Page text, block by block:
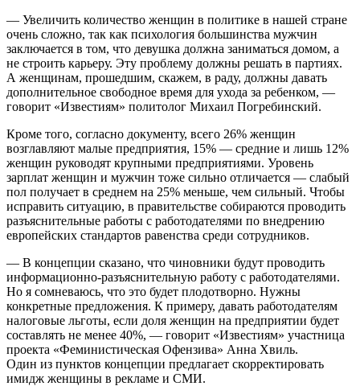
— Увеличить количество женщин в политике в нашей стране
очень сложно, так как психология большинства мужчин
заключается в том, что девушка должна заниматься домом, а
не строить карьеру. Эту проблему должны решать в партиях.
А женщинам, прошедшим, скажем, в раду, должны давать
дополнительное свободное время для ухода за ребенком, —
говорит «Известиям» политолог Михаил Погребинский.
Кроме того, согласно документу, всего 26% женщин
возглавляют малые предприятия, 15% — средние и лишь 12%
женщин руководят крупными предприятиями. Уровень
зарплат женщин и мужчин тоже сильно отличается — слабый
пол получает в среднем на 25% меньше, чем сильный. Чтобы
исправить ситуацию, в правительстве собираются проводить
разъяснительные работы с работодателями по внедрению
европейских стандартов равенства среди сотрудников.
— В концепции сказано, что чиновники будут проводить
информационно-разъяснительную работу с работодателями.
Но я сомневаюсь, что это будет плодотворно. Нужны
конкретные предложения. К примеру, давать работодателям
налоговые льготы, если доля женщин на предприятии будет
составлять не менее 40%, — говорит «Известиям» участница
проекта «Феминистическая Офензива» Анна Хвиль.
Один из пунктов концепции предлагает скорректировать
имидж женщины в рекламе и СМИ.